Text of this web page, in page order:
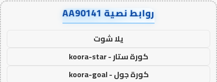
روابط نصية AA90141
يلا شوت
كورة ستار - koora-star
كورة جول - koora-goal